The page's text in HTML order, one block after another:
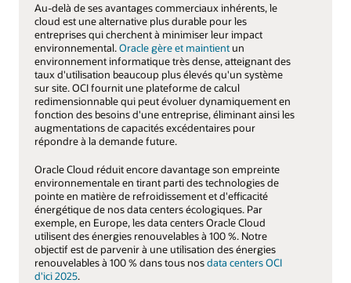
Au-delà de ses avantages commerciaux inhérents, le
cloud est une alternative plus durable pour les
entreprises qui cherchent à minimiser leur impact
environnemental.Oracle gère et maintient un
environnement informatique très dense, atteignant des
taux d'utilisation beaucoup plus élevés qu'un système
sur site. OCI fournit une plateforme de calcul
redimensionnable qui peut évoluer dynamiquement en
fonction des besoins d'une entreprise, éliminant ainsi les
augmentations de capacités excédentaires pour
répondre à la demande future.
Oracle Cloud réduit encore davantage son empreinte
environnementale en tirant parti des technologies de
pointe en matière de refroidissement et d'efficacité
énergétique de nos data centers écologiques. Par
exemple, en Europe, les data centers Oracle Cloud
utilisent des énergies renouvelables à 100 %. Notre
objectif est de parvenir à une utilisation des énergies
renouvelables à 100 % dans tous nosdata centers OCI
d'ici 2025.